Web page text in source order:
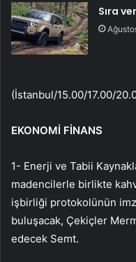
Sıra
(İstanbul/15.00/17.00/
EKONOMİ FİNANS
1- Enerji ve Tabii
madencilerle birlikte
işbirliği protokolünün
buluşacak, Çekiçler
edecek Semt.